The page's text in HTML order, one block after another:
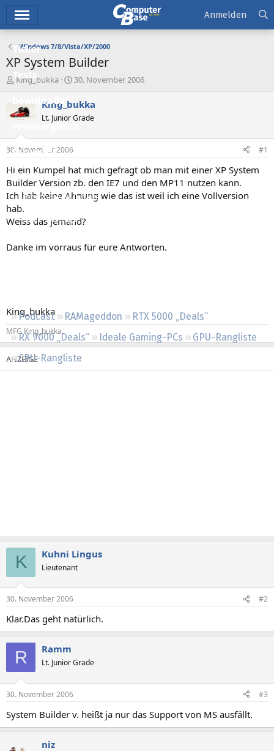
Ticker
Tests
Downloads
Preisvergleich
Forum
Aktuelles
Empfohlene Inhalte
Neue Beiträge
Podcast RAMageddon
RTX 5000 „Deals“
RX 9000 „Deals“
Ideale Gaming-PCs
GPU-Rangliste
CPU-Rangliste
Anmelden
Windows 7/8/Vista/XP/2000
XP System Builder
E
s
t
e
e
King_bukka
E
s
e
t
a
m
30. November 2006
King_bukka
Lt. Junior Grade
30. November 2006 #1
Hi ein Kumpel hat mich gefragt ob man mit einer XP System
Builder Version zb. den IE7 und den MP11 nutzen kann.
Ich hab keine Ahnung wie das ist weil ich eine Vollversion
hab.
Weiss das jemand?
Danke im vorraus für eure Antworten.
King_bukka
MFG King_bukka
K Kuhni Lingus
Lieutenant
30. November 2006 #2
Klar.Das geht natürlich.
R Ramm
Lt. Junior Grade
30. November 2006 #3
System Builder v. heißt ja nur das Support von MS ausfällt.
niz